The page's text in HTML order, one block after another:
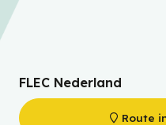
FLEC Nederland
Route